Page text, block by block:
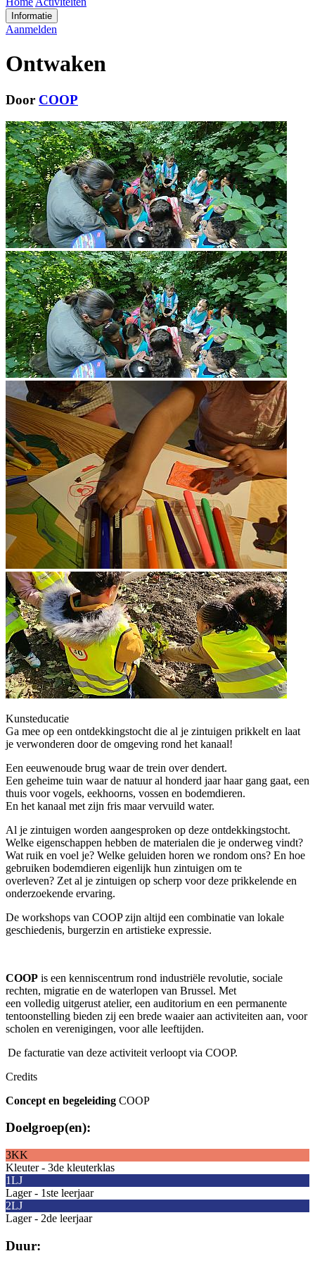
Informatie
Aanmelden
Ontwaken
Door COOP
Kunsteducatie
Ga mee op een ontdekkingstocht die al je zintuigen prikkelt en laat
je verwonderen door de omgeving rond het kanaal!
Een eeuwenoude brug waar de trein over dendert.
Een geheime tuin waar de natuur al honderd jaar haar gang gaat, een
thuis voor vogels, eekhoorns, vossen en bodemdieren.
En het kanaal met zijn fris maar vervuild water.
Al je zintuigen worden aangesproken op deze ontdekkingstocht.
Welke eigenschappen hebben de materialen die je onderweg vindt?
Wat ruik en voel je? Welke geluiden horen we rondom ons? En hoe
gebruiken bodemdieren eigenlijk hun zintuigen om te
overleven? Zet al je zintuigen op scherp voor deze prikkelende en
onderzoekende ervaring.
De workshops van COOP zijn altijd een combinatie van lokale
geschiedenis, burgerzin en artistieke expressie.
COOP is een kenniscentrum rond industriële revolutie, sociale
rechten, migratie en de waterlopen van Brussel. Met
een volledig uitgerust atelier, een auditorium en een permanente
tentoonstelling bieden zij een brede waaier aan activiteiten aan, voor
scholen en verenigingen, voor alle leeftijden.
De facturatie van deze activiteit verloopt via COOP.
Credits
Concept en begeleiding COOP
Doelgroep(en):
3KK
Kleuter - 3de kleuterklas
1LJ
Lager - 1ste leerjaar
2LJ
Lager - 2de leerjaar
Duur: